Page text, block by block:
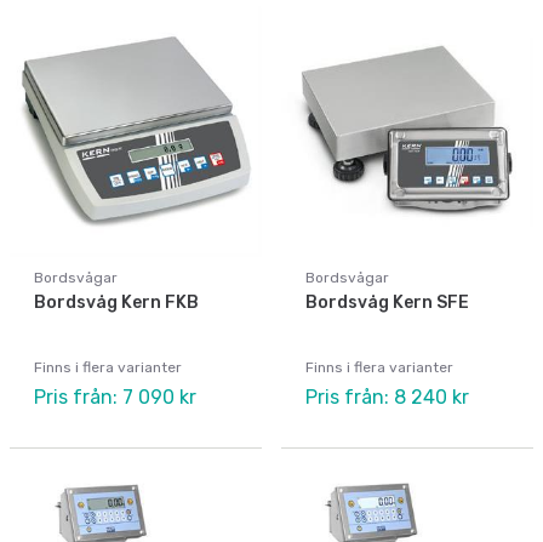
Bordsvågar
Bordsvåg Kern FKB
Finns i flera varianter
Pris från: 7 090 kr
Bordsvågar
Bordsvåg Kern SFE
Finns i flera varianter
Pris från: 8 240 kr